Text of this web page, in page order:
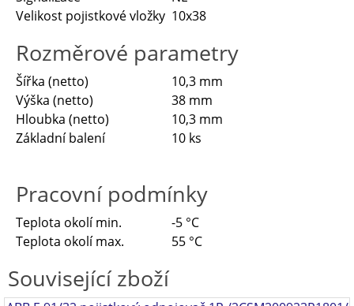
Velikost pojistkové vložky 10x38
Rozměrové parametry
Šířka (netto)
10,3 mm
Výška (netto)
38 mm
Hloubka (netto)
10,3 mm
Základní balení
10 ks
Pracovní podmínky
Teplota okolí min.
-5 °C
Teplota okolí max.
55 °C
Související zboží